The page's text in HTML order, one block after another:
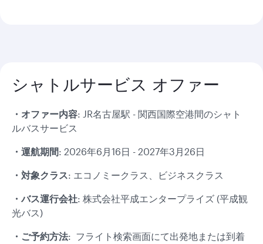
シャトルサービス オファー
・オファー内容: JR名古屋駅 - 関西国際空港間のシャト
ルバスサービス
・運航期間: 2026年6月16日 - 2027年3月26日
・対象クラス: エコノミークラス、ビジネスクラス
・バス運行会社: 株式会社平成エンタープライズ (平成観
光バス)
・ご予約方法: フライト検索画面にて出発地または到着